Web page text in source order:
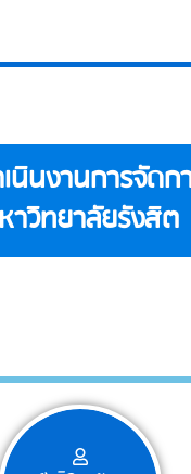
นินงานการจัดก
าวิทยาลัยรังสิต